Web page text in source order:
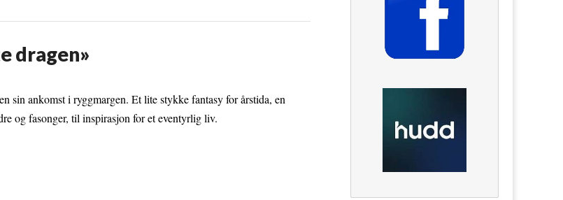
dragen»
sin ankomst i ryggmargen. Et lite stykke fantasy for årstida, en
og fasonger, til inspirasjon for et eventyrlig liv.